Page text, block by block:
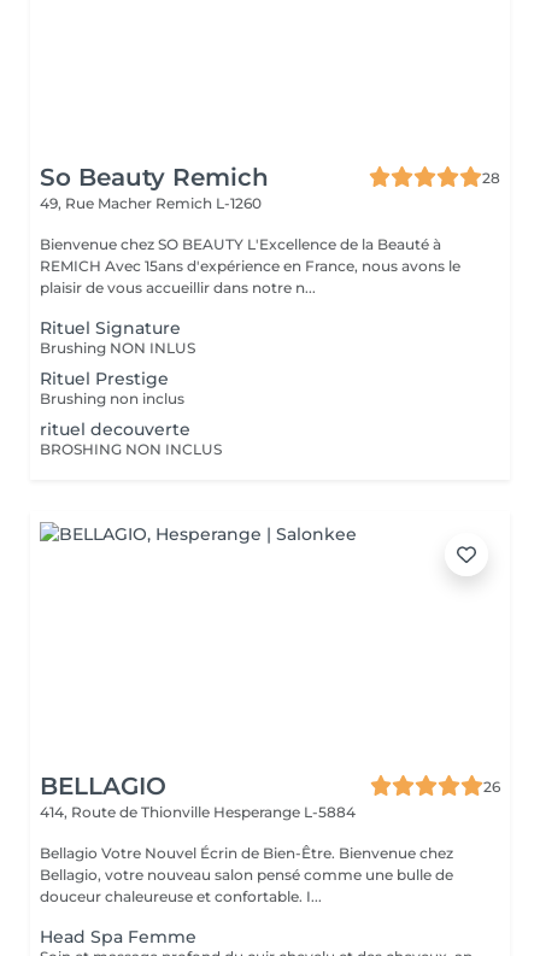
So Beauty Remich
28
49, Rue Macher Remich L-1260
Bienvenue chez SO BEAUTY L'Excellence de la Beauté à
REMICH Avec 15ans d'expérience en France, nous avons le
plaisir de vous accueillir dans notre n...
Rituel Signature
Brushing NON INLUS
Rituel Prestige
Brushing non inclus
rituel decouverte
BROSHING NON INCLUS
BELLAGIO
26
414, Route de Thionville Hesperange L-5884
Bellagio Votre Nouvel Écrin de Bien-Être. Bienvenue chez
Bellagio, votre nouveau salon pensé comme une bulle de
douceur chaleureuse et confortable. I...
Head Spa Femme